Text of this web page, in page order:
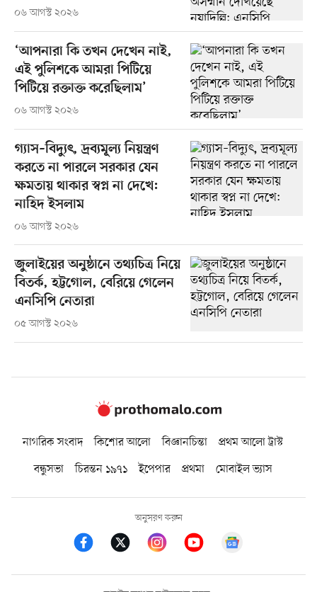
০৬ আগস্ট ২০২৬
‘আপনারা কি তখন দেখেন নাই,
এই পুলিশকে আমরা পিটিয়ে
পিটিয়ে রক্তাক্ত করেছিলাম’
০৬ আগস্ট ২০২৬
গ্যাস–বিদ্যুৎ, দ্রব্যমূল্য নিয়ন্ত্রণ
করতে না পারলে সরকার যেন
ক্ষমতায় থাকার স্বপ্ন না দেখে:
নাহিদ ইসলাম
০৬ আগস্ট ২০২৬
জুলাইয়ের অনুষ্ঠানে তথ্যচিত্র নিয়ে
বিতর্ক, হট্টগোল, বেরিয়ে গেলেন
এনসিপি নেতারা
০৫ আগস্ট ২০২৬
নাগরিক সংবাদ কিশোর আলো বিজ্ঞানচিন্তা
প্রথম আলো ট্রাস্ট
বন্ধুসভা
চিরন্তন ১৯৭১ ইপেপার প্রথমা মোবাইল ভ্যাস
অনুসরণ করুন